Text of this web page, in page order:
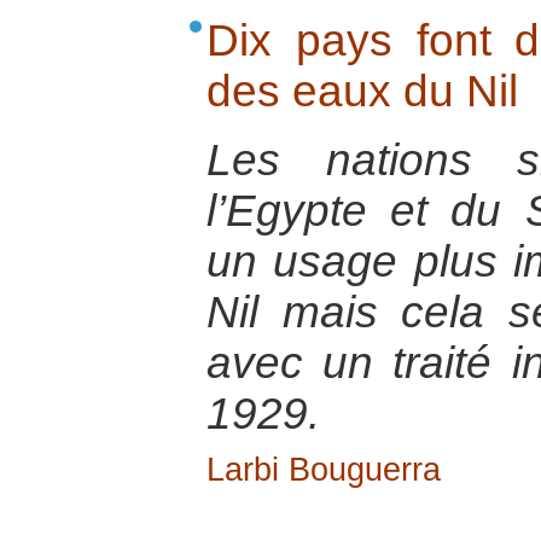
Dix pays font
des eaux du Nil
Les nations
l’Egypte et du
un usage plus
Nil mais cela
avec un traité
1929.
Larbi Bouguerra